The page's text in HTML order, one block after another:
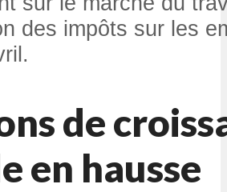
des impôts sur les
de
en hausse